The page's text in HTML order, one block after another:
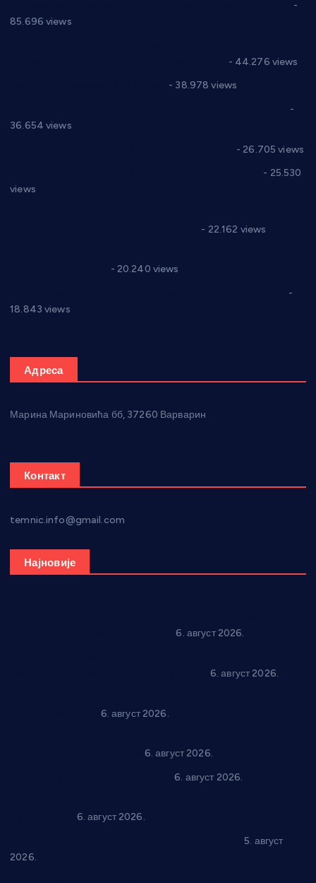
-
85.696 views
- 44.276 views
- 38.978 views
-
36.654 views
- 26.705 views
- 25.530
views
- 22.162 views
- 20.240 views
-
18.843 views
Адреса
Марина Мариновића бб, 37260 Варварин
Контакт
temnic.info@gmail.com
Најновије
6. август 2026.
6. август 2026.
6. август 2026.
6. август 2026.
6. август 2026.
6. август 2026.
5. август
2026.